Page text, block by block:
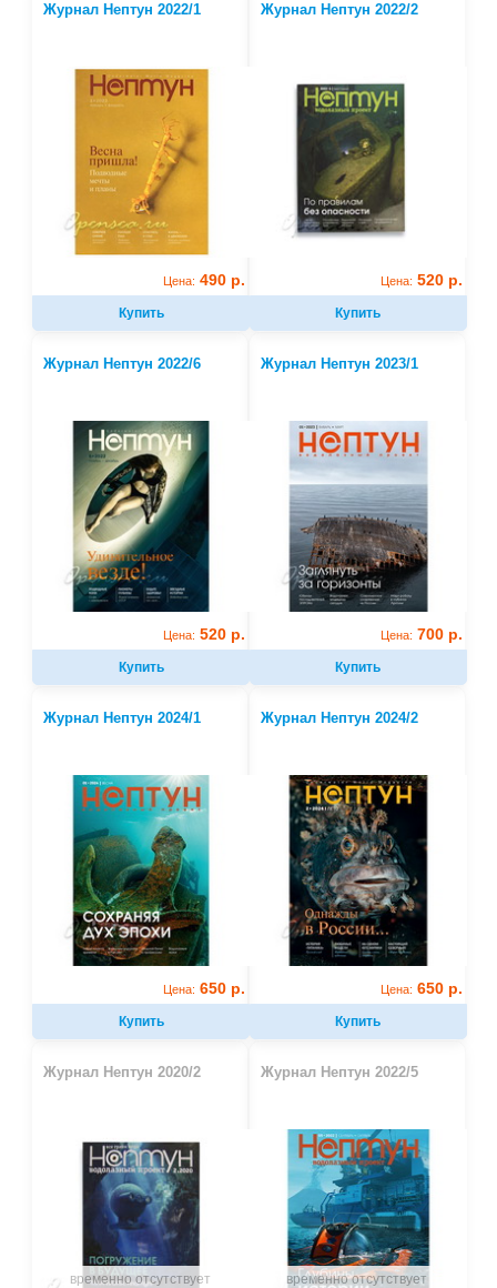
Журнал Нептун 2022/1
Цена: 490 р.
Купить
Журнал Нептун 2022/2
Цена: 520 р.
Купить
Журнал Нептун 2022/6
Цена: 520 р.
Купить
Журнал Нептун 2023/1
Цена: 700 р.
Купить
Журнал Нептун 2024/1
Цена: 650 р.
Купить
Журнал Нептун 2024/2
Цена: 650 р.
Купить
Журнал Нептун 2020/2
временно отсутствует
Журнал Нептун 2022/5
временно отсутствует